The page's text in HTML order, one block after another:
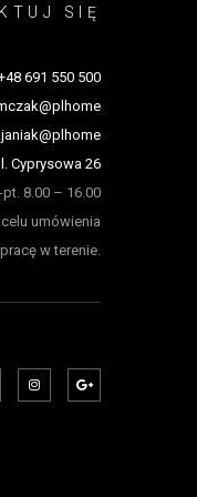
SIĘ
691 550 500
Cyprysowa 26
8.00 – 16.00
umówienia
w terenie.